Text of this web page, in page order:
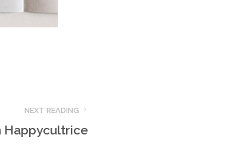
NEXT READING
Happycultrice